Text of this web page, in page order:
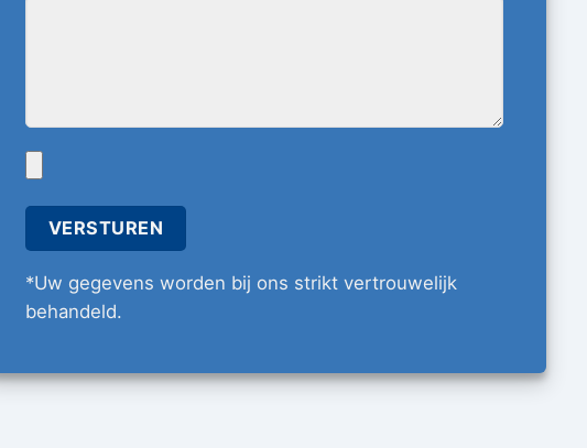
*Uw gegevens worden bij ons strikt vertrouwelijk
behandeld.